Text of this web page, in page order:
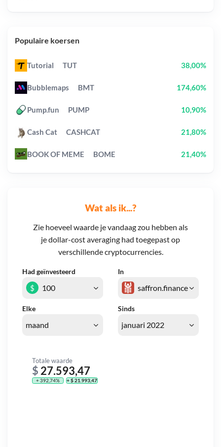
Wat als ik...?
Zie hoeveel waarde je vandaag zou hebben als
je dollar-cost averaging had toegepast op
verschillende cryptocurrencies.
Had geïnvesteerd In
Elke Sinds
$
Totale waarde
$ 27.593,47
+ 392,74% + $ 21.993,47
Populaire koersen
Tutorial TUT 38,00%
Bubblemaps BMT 174,60%
Pump.fun PUMP 10,90%
Cash Cat CASHCAT 21,80%
BOOK OF MEME BOME 21,40%